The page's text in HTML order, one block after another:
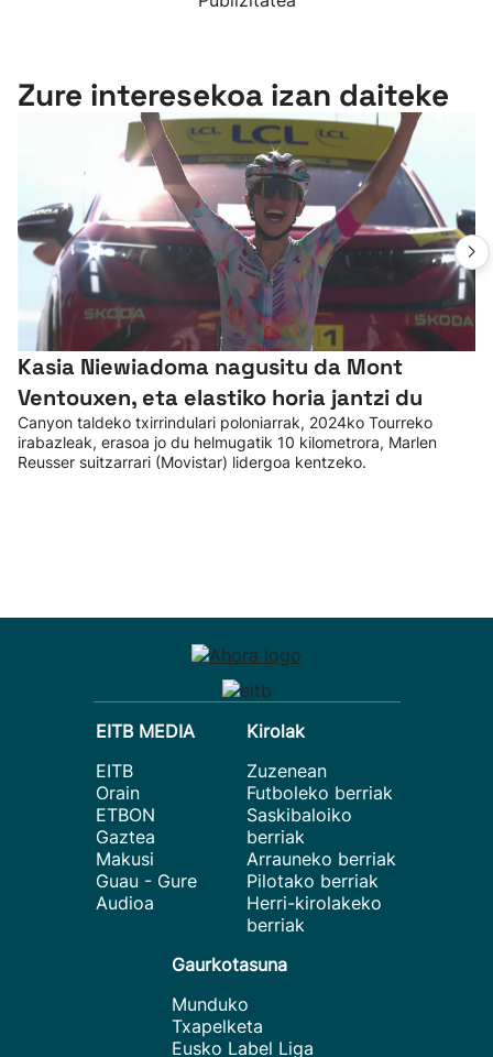
Zure interesekoa izan daiteke
Kasia Niewiadoma nagusitu da Mont
Ventouxen, eta elastiko horia jantzi du
Canyon taldeko txirrindulari poloniarrak, 2024ko Tourreko
irabazleak, erasoa jo du helmugatik 10 kilometrora, Marlen
Reusser suitzarrari (Movistar) lidergoa kentzeko.
EITB MEDIA
EITB
Orain
ETBON
Gaztea
Makusi
Guau - Gure
Audioa
Kirolak
Zuzenean
Futboleko berriak
Saskibaloiko
berriak
Arrauneko berriak
Pilotako berriak
Herri-kirolakeko
berriak
Gaurkotasuna
Munduko
Txapelketa
Eusko Label Liga